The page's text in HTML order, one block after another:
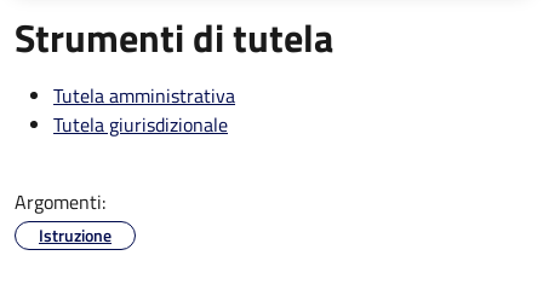
Strumenti di tutela
Tutela amministrativa
Tutela giurisdizionale
Argomenti:
Istruzione